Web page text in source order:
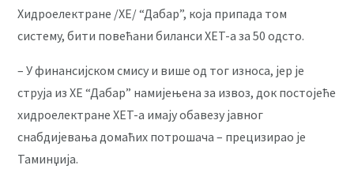
Хидроелектране /ХЕ/ “Дабар”, која припада том
систему, бити повећани биланси ХЕТ-а за 50 одсто.
– У финансијском смису и више од тог износа, јер је
струја из ХЕ “Дабар” намијењена за извоз, док постојеће
хидроелектране ХЕТ-а имају обавезу јавног
снабдијевања домаћих потрошача – прецизирао је
Таминџија.